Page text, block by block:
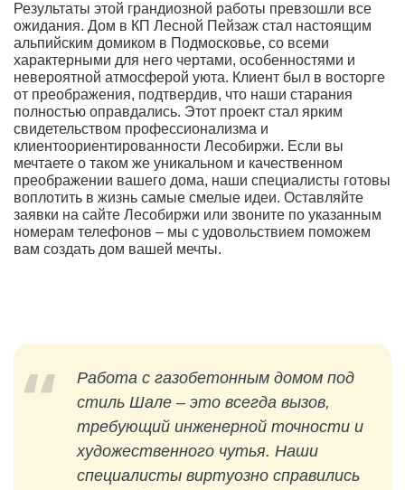
Результаты этой грандиозной работы превзошли все
ожидания. Дом в КП Лесной Пейзаж стал настоящим
альпийским домиком в Подмосковье, со всеми
характерными для него чертами, особенностями и
невероятной атмосферой уюта. Клиент был в восторге
от преображения, подтвердив, что наши старания
полностью оправдались. Этот проект стал ярким
свидетельством профессионализма и
клиентоориентированности Лесобиржи. Если вы
мечтаете о таком же уникальном и качественном
преображении вашего дома, наши специалисты готовы
воплотить в жизнь самые смелые идеи. Оставляйте
заявки на сайте Лесобиржи или звоните по указанным
номерам телефонов – мы с удовольствием поможем
вам создать дом вашей мечты.
Работа с газобетонным домом под
стиль Шале – это всегда вызов,
требующий инженерной точности и
художественного чутья. Наши
специалисты виртуозно справились